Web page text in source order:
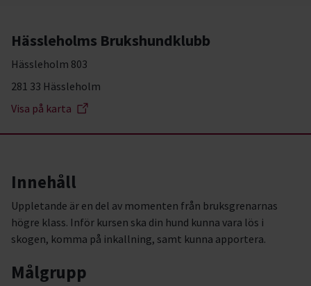
Hässleholms Brukshundklubb
Hässleholm 803
281 33 Hässleholm
Visa på karta
Innehåll
Uppletande är en del av momenten från bruksgrenarnas
högre klass. Inför kursen ska din hund kunna vara lös i
skogen, komma på inkallning, samt kunna apportera.
Målgrupp